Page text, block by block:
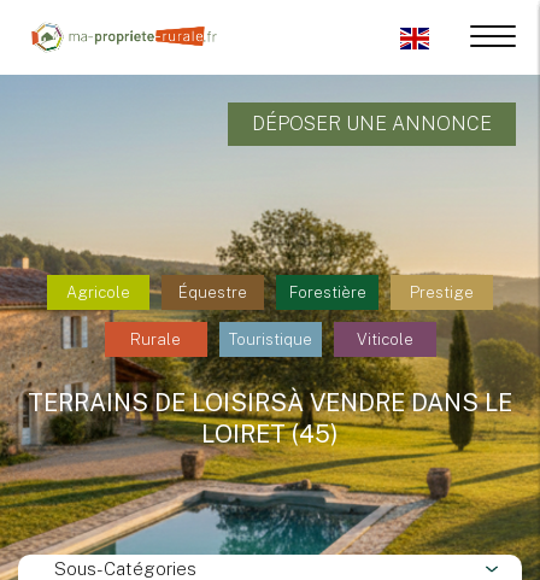
DÉPOSER UNE ANNONCE
Agricole Équestre Forestière Prestige
Rurale Touristique Viticole
TERRAINS DE LOISIRSÀ VENDRE DANS LE
LOIRET (45)
Sous-Catégories